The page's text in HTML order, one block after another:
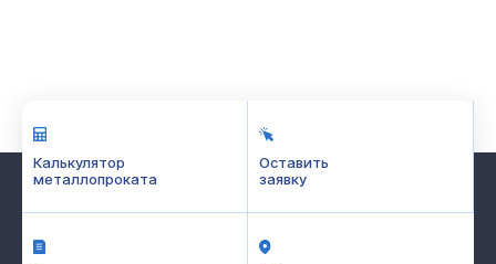
Калькулятор
металлопроката
Оставить
заявку